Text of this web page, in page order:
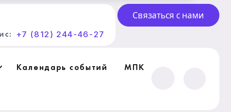
+7 (812) 244-46-27
Связаться с нами
Календарь событий МПК